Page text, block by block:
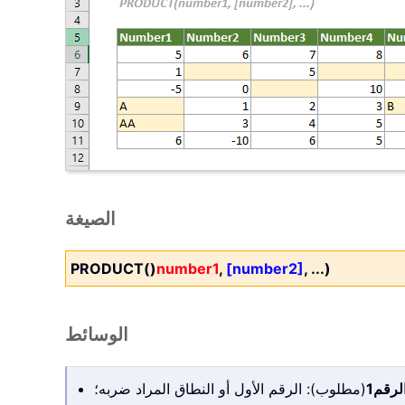
الصيغة
PRODUCT()number1, [number2] , ...)
الوسائط
(مطلوب): الرقم الأول أو النطاق المراد ضربه؛